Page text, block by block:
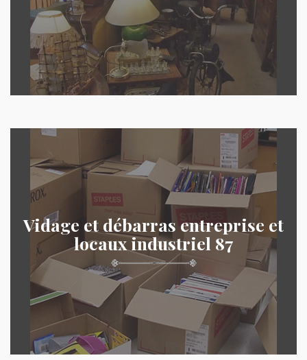
Vidage et débarras entreprise et
locaux industriel 87